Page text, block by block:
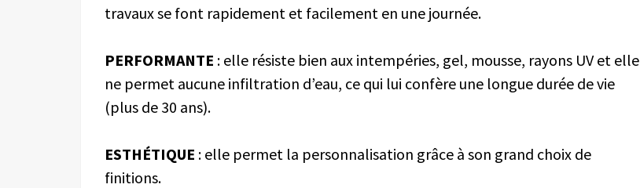
travaux se font rapidement et facilement en une journée.
PERFORMANTE : elle résiste bien aux intempéries, gel, mousse, rayons UV et elle
ne permet aucune infiltration d’eau, ce qui lui confère une longue durée de vie
(plus de 30 ans).
ESTHÉTIQUE : elle permet la personnalisation grâce à son grand choix de
finitions.